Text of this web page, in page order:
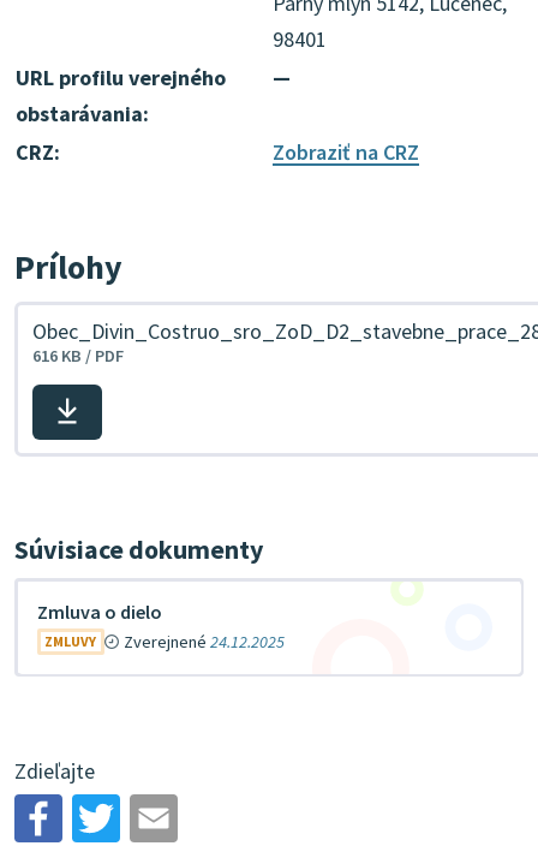
98401
URL profilu verejného
obstarávania:
—
CRZ: Zobraziť na CRZ
Prílohy
Stiahnuť
súbor
616 KB / PDF
Súvisiace dokumenty
Zmluva o dielo
ZMLUVY Zverejnené 24.12.2025
Zdieľajte